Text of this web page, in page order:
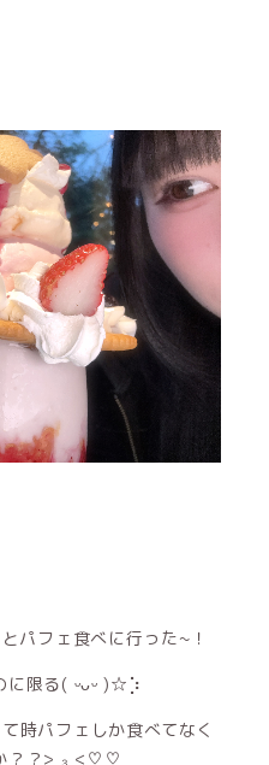
パフェ食べに行った~！
に限る( ᵕᴗᵕ )☆⡱
時パフェしか食べてなく
？？> ₃ <♡♡